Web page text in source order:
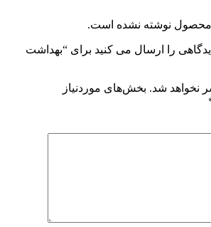
محصول نوشته نشده است.
را ارسال می کنید برای “بهداشت
نخواهد شد. بخش‌های موردنیاز